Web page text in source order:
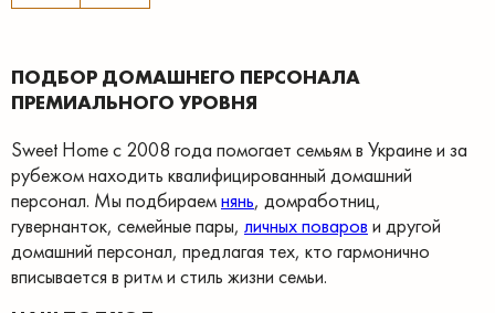
ПОДБОР ДОМАШНЕГО ПЕРСОНАЛА
ПРЕМИАЛЬНОГО УРОВНЯ
Sweet Home с 2008 года помогает семьям в Украине и за
рубежом находить квалифицированный домашний
персонал. Мы подбираемнянь, домработниц,
гувернанток, семейные пары, личных поваров и другой
домашний персонал, предлагая тех, кто гармонично
вписывается в ритм и стиль жизни семьи.